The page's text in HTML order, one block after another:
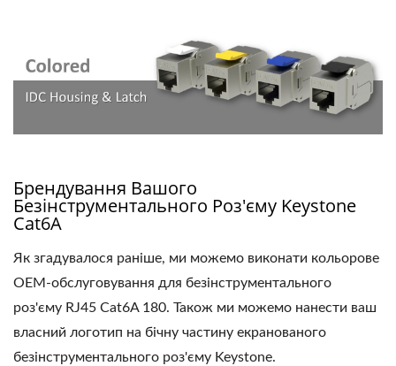
Брендування Вашого
Безінструментального Роз'єму Keystone
Cat6A
Як згадувалося раніше, ми можемо виконати кольорове
OEM-обслуговування для безінструментального
роз'єму RJ45 Cat6A 180. Також ми можемо нанести ваш
власний логотип на бічну частину екранованого
безінструментального роз'єму Keystone.